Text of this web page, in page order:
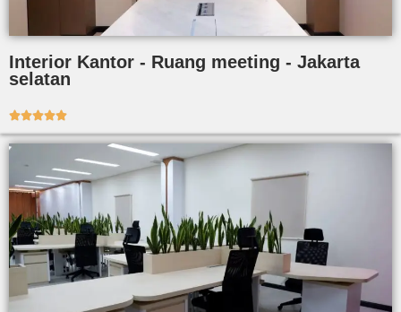
Interior Kantor - Ruang meeting - Jakarta
selatan
